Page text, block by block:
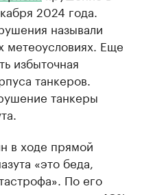
2024 года.
называли
метеоусловиях. Еще
избыточная
танкеров.
танкеры
в ходе прямой
«это беда,
По его